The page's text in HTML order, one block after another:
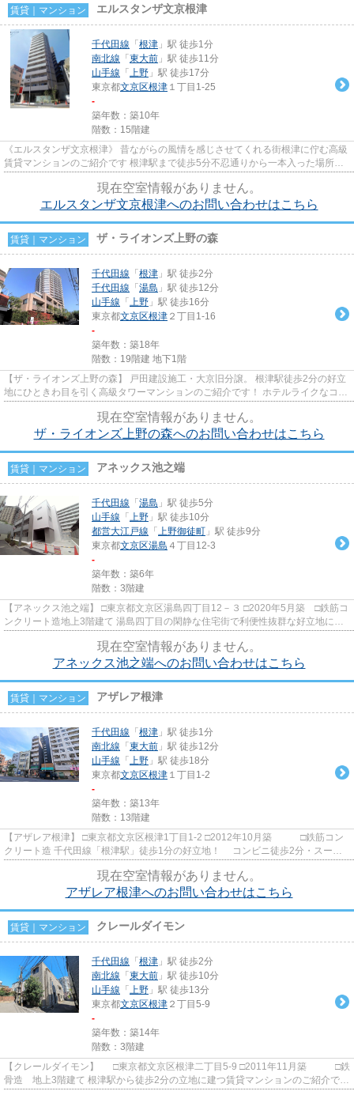
賃貸｜マンション エルスタンザ文京根津
千代田線 「 根津 」駅 徒歩1分
南北線 「 東大前 」駅 徒歩11分
山手線 「 上野 」駅 徒歩17分
東京都文京区根津 １丁目1-25
-
築年数：築10年
階数：15階建
《エルスタンザ文京根津》 昔ながらの風情を感じさせてくれる街根津に佇む高級
賃貸マンションのご紹介です 根津駅まで徒歩5分不忍通りから一本入った場所に
現在空室情報がありません。
エルスタンザ文京根津へのお問い合わせはこちら
賃貸｜マンション ザ・ライオンズ上野の森
千代田線 「 根津 」駅 徒歩2分
千代田線 「 湯島 」駅 徒歩12分
山手線 「 上野 」駅 徒歩16分
東京都文京区根津 ２丁目1-16
-
築年数：築18年
階数：19階建 地下1階
【ザ・ライオンズ上野の森】 戸田建設施工・大京旧分譲。 根津駅徒歩2分の好立
地にひときわ目を引く高級タワーマンションのご紹介です！ ホテルライクなコン
現在空室情報がありません。
ザ・ライオンズ上野の森へのお問い合わせはこちら
賃貸｜マンション アネックス池之端
千代田線 「 湯島 」駅 徒歩5分
山手線 「 上野 」駅 徒歩10分
都営大江戸線 「 上野御徒町 」駅 徒歩9分
東京都文京区湯島 ４丁目12-3
-
築年数：築6年
階数：3階建
【アネックス池之端】 □東京都文京区湯島四丁目12－３ □2020年5月築 □鉄筋コ
ンクリート造地上3階建て 湯島四丁目の閑静な住宅街で利便性抜群な好立地に建
現在空室情報がありません。
アネックス池之端へのお問い合わせはこちら
賃貸｜マンション アザレア根津
千代田線 「 根津 」駅 徒歩1分
南北線 「 東大前 」駅 徒歩12分
山手線 「 上野 」駅 徒歩18分
東京都文京区根津 １丁目1-2
-
築年数：築13年
階数：13階建
【アザレア根津】 □東京都文京区根津1丁目1-2 □2012年10月築 □鉄筋コン
クリート造 千代田線「根津駅」徒歩1分の好立地！ コンビニ徒歩2分・スーパ
現在空室情報がありません。
アザレア根津へのお問い合わせはこちら
賃貸｜マンション クレールダイモン
千代田線 「 根津 」駅 徒歩2分
南北線 「 東大前 」駅 徒歩10分
山手線 「 上野 」駅 徒歩13分
東京都文京区根津 ２丁目5-9
-
築年数：築14年
階数：3階建
【クレールダイモン】 □東京都文京区根津二丁目5-9 □2011年11月築 □鉄
骨造 地上3階建て 根津駅から徒歩2分の立地に建つ賃貸マンションのご紹介で